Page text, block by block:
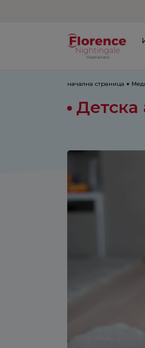
начална страница
Детска